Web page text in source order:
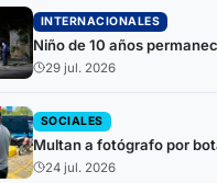
INTERNACIONALES
Niño de 10 años
29 jul. 2026
SOCIALES
Multan a fotógrafo por
24 jul. 2026